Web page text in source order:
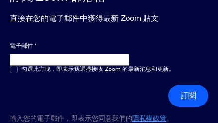
直接在您的電子郵件中獲得最新 Zoom 貼文
電子郵件*
多選或單選*
勾選此方塊，即表示我選擇接收 Zoom 的最新消息和更新。
訂閱
輸入您的電子郵件，即表示您同意我們的隱私權政策。